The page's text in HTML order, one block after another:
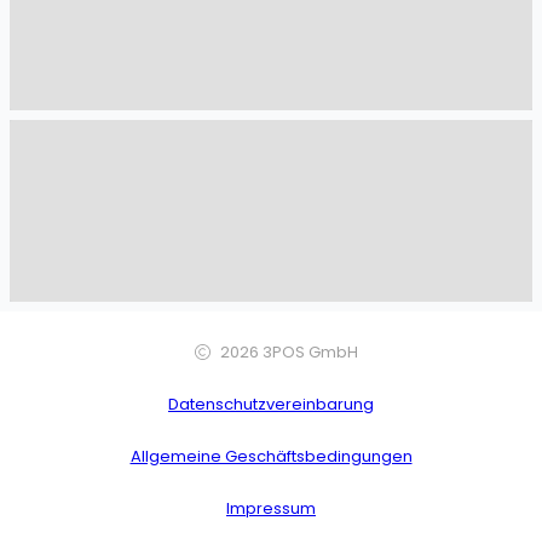
2026 3POS GmbH
Datenschutzvereinbarung
Allgemeine Geschäftsbedingungen
Impressum